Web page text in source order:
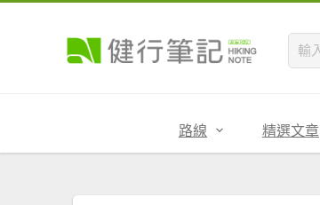
路線 精選文章